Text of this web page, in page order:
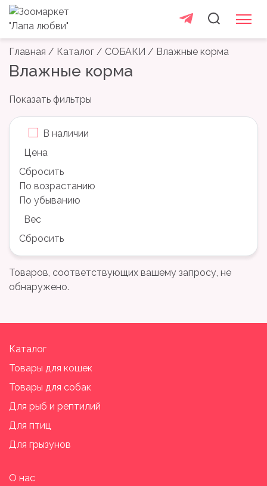
Skipтоваров
+7 965 765 35 55
Главная / Каталог / СОБАКИ / Влажные корма
Влажные корма
Товаров, соответствующих вашему запросу, не
обнаружено.
Показать фильтры
В наличии
Цена
Сбросить
По возрастанию
По убыванию
Вес
Сбросить
Каталог
Товары для кошек
Товары для собак
Для рыб и рептилий
Для птиц
Для грызунов
О нас